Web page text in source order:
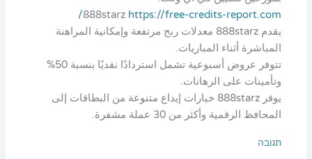
888starz https://free-credits-report.com/
يقدم 888starz معدلات ربح مرتفعة وإمكانية المراهنة
المباشرة أثناء المباريات.
تتوفر عروض أسبوعية تشمل استردادًا نقديًا بنسبة 50%
وتأمينات على الرهانات.
يوفر 888starz خيارات إيداع متنوعة من البطاقات إلى
المحافظ الرقمية وأكثر من 30 عملة مشفرة.
תגובה